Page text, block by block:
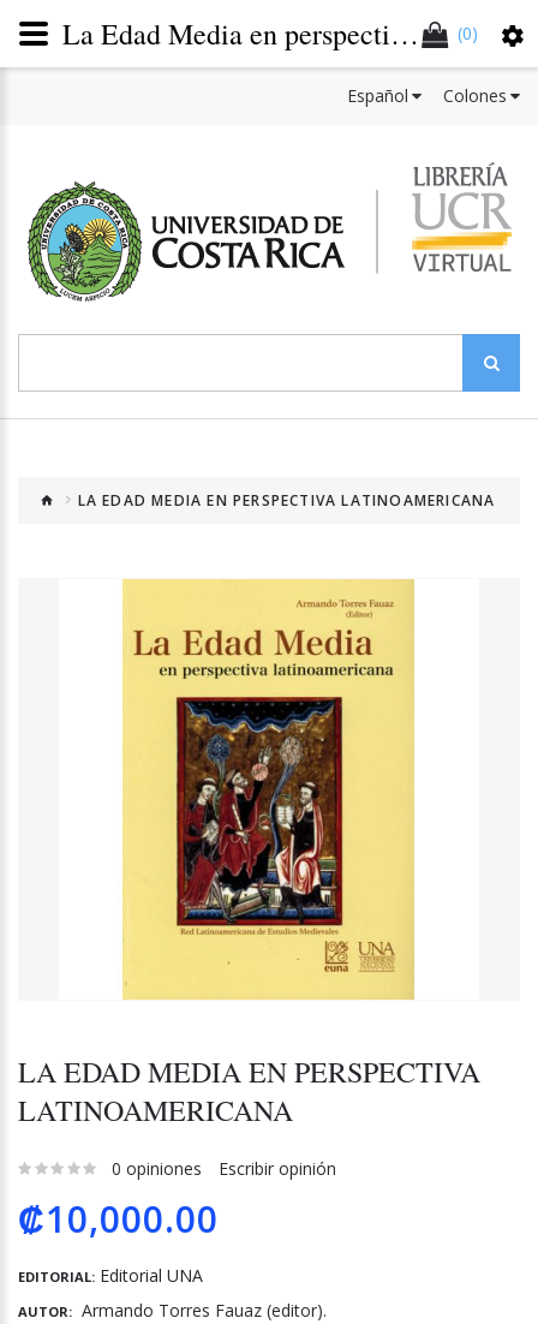
(0)
Colones
Español
LA EDAD MEDIA EN PERSPECTIVA LATINOAMERICANA
LA EDAD MEDIA EN PERSPECTIVA
LATINOAMERICANA
0 opiniones Escribir opinión
₡10,000.00
EDITORIAL: Editorial UNA
AUTOR: Armando Torres Fauaz (editor).
La Edad Media en perspectiva latinoamericana